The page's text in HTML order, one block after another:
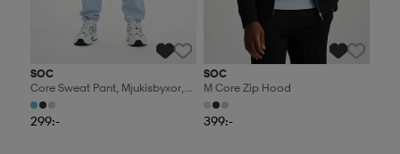
SOC
Core Sweat Pant, Mjukisbyxor,
Herr
299:-
SOC
M Core Zip Hood
399:-